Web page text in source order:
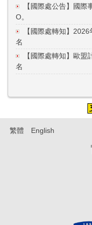
【國際處公告】國
O。
【國際處轉知】
名
【國際處轉知】歐
名
繁體 English